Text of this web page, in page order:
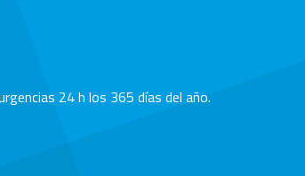
24 h los 365 días del año.